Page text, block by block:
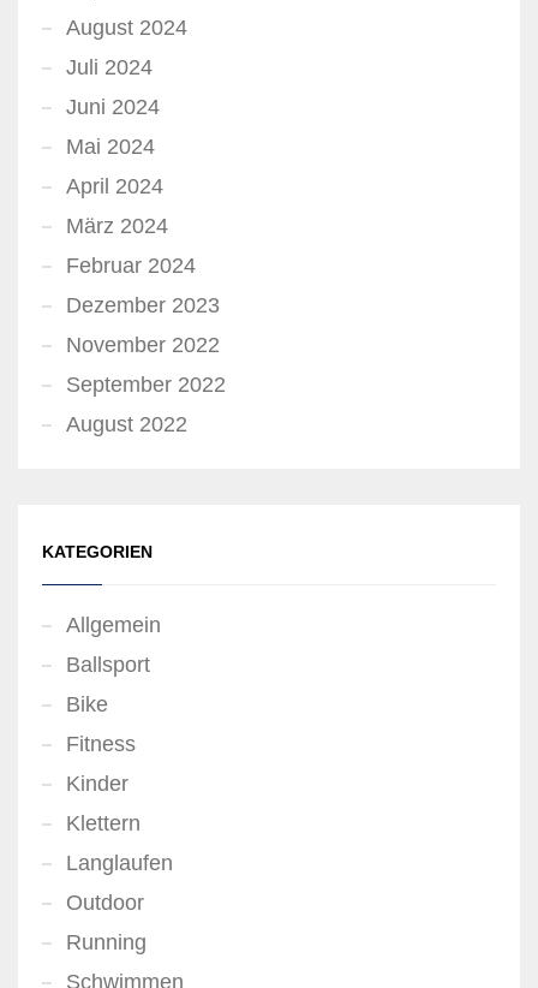
August 2024
Juli 2024
Juni 2024
Mai 2024
April 2024
März 2024
Februar 2024
Dezember 2023
November 2022
September 2022
August 2022
KATEGORIEN
Allgemein
Ballsport
Bike
Fitness
Kinder
Klettern
Langlaufen
Outdoor
Running
Schwimmen